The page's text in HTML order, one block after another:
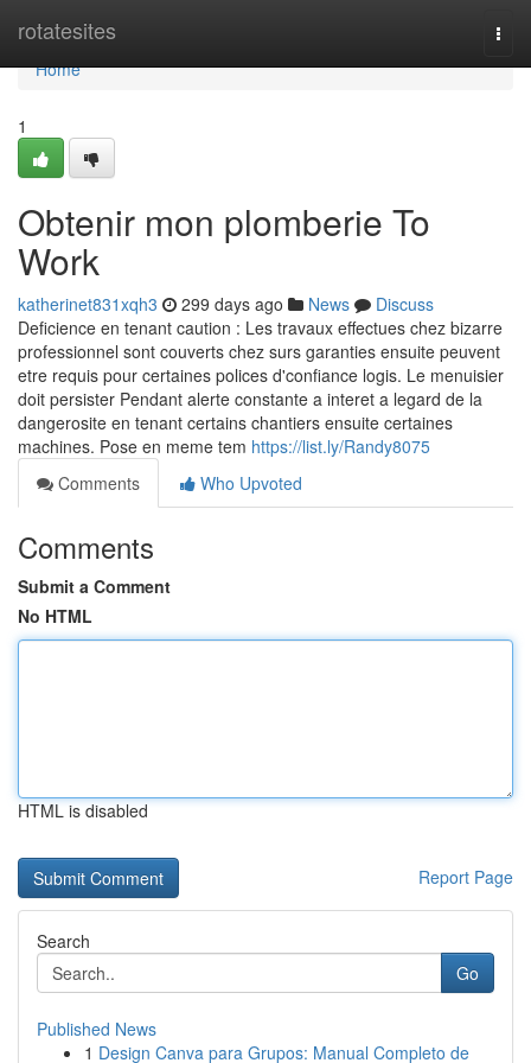
rotatesites
Home
Home
1
Obtenir mon plomberie To
Work
katherinet831xqh3 299 days ago News
Discuss
Deficience en tenant caution : Les travaux effectues chez bizarre
professionnel sont couverts chez surs garanties ensuite peuvent
etre requis pour certaines polices d'confiance logis. Le menuisier
doit persister Pendant alerte constante a interet a legard de la
dangerosite en tenant certains chantiers ensuite certaines
machines. Pose en meme tem https://list.ly/Randy8075
Comments
Who Upvoted
Comments
Submit a Comment
No HTML
HTML is disabled
Report Page
Search
Go
Published News
1 Design Canva para Grupos: Manual Completo de